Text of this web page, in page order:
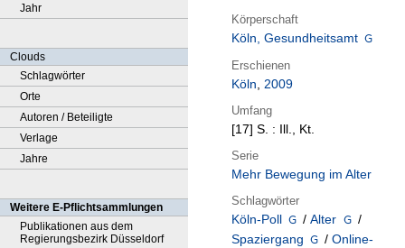
Jahr
Clouds
Schlagwörter
Orte
Autoren / Beteiligte
Verlage
Jahre
Weitere E-Pflichtsammlungen
Publikationen aus dem
Regierungsbezirk Düsseldorf
Körperschaft
Köln, Gesundheitsamt
Erschienen
Köln, 2009
Umfang
[17] S. : Ill., Kt.
Serie
Mehr Bewegung im Alter
Schlagwörter
Köln-Poll / Alter
/
Spaziergang
/ Online-